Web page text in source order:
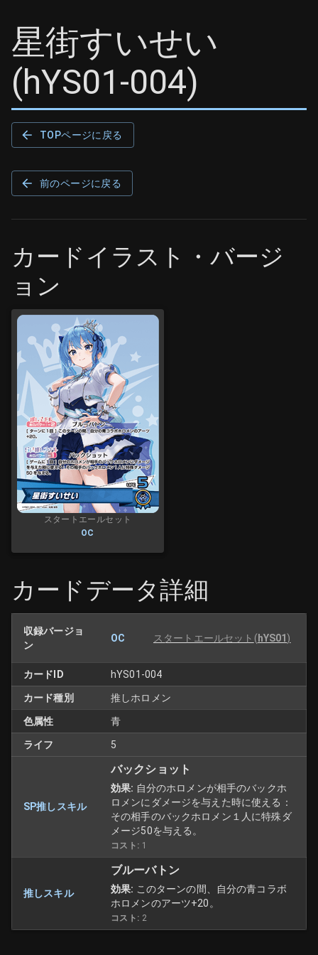
星街すいせい
(hYS01-004)
TOPページに戻る
前のページに戻る
カードイラスト・バージ
ョン
スタートエールセット
OC
カードデータ詳細
収録バージョ
ン
OC スタートエールセット (hYS01)
カードID hYS01-004
カード種別 推しホロメン
色属性 青
ライフ 5
SP推しスキル
バックショット
効果: 自分のホロメンが相手のバックホ
ロメンにダメージを与えた時に使える：
その相手のバックホロメン１人に特殊ダ
メージ50を与える。
コスト: 1
推しスキル
ブルーバトン
効果: このターンの間、自分の青コラボ
ホロメンのアーツ+20。
コスト: 2